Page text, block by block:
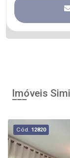
Imóveis
Cód. 12820